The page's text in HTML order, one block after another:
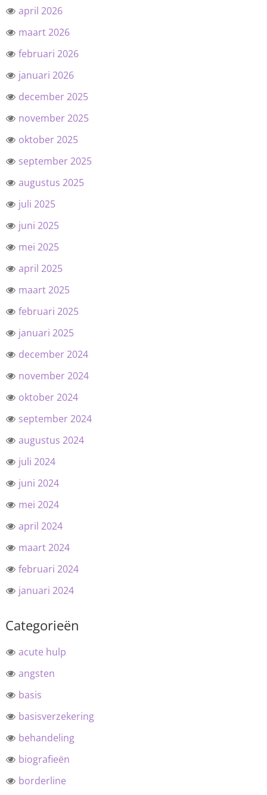
april 2026
maart 2026
februari 2026
januari 2026
december 2025
november 2025
oktober 2025
september 2025
augustus 2025
juli 2025
juni 2025
mei 2025
april 2025
maart 2025
februari 2025
januari 2025
december 2024
november 2024
oktober 2024
september 2024
augustus 2024
juli 2024
juni 2024
mei 2024
april 2024
maart 2024
februari 2024
januari 2024
Categorieën
acute hulp
angsten
basis
basisverzekering
behandeling
biografieën
borderline